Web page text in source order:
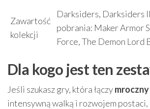
Zawartość
kolekcji
Darksiders, Darksiders
pobrania: Maker Armor
Force, The Demon Lord
Dla kogo jest ten
Jeśli szukasz gry, która łączy
intensywną walką i rozwojem postaci,